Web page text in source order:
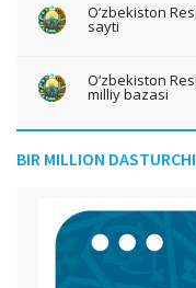
O‘zbekiston
sayti
O‘zbekiston
milliy bazasi
BIR MILLION DASTURCHI